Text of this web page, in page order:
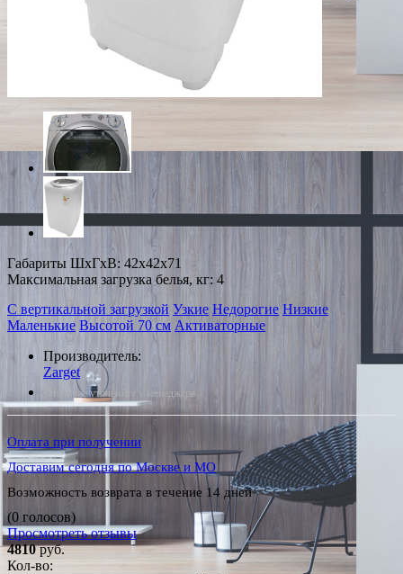
Габариты ШxГxВ: 42x42x71
Максимальная загрузка белья, кг: 4
С вертикальной загрузкой Узкие Недорогие Низкие
Маленькие Высотой 70 см Активаторные
Производитель:
Zarget
*Наличие уточняйте у менеджера
Оплата при получении
Доставим сегодня по Москве и МО
Возможность возврата в течение 14 дней
(0 голосов)
Просмотреть отзывы
4810руб.
Кол-во: